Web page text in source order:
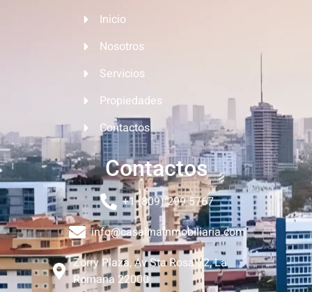
Inicio
Nosotros
Servicios
Propiedades
Contactos
Contactos
+1 (809) 299 5767
info@casalinainmobiliaria.com
Zorry Plaza, Av Sta Rosa 72, La
Romana 22000